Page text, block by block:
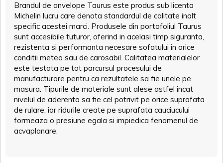
Brandul de anvelope Taurus este produs sub licenta
Michelin lucru care denota standardul de calitate inalt
specific acestei marci. Produsele din portofoliul Taurus
sunt accesibile tuturor, oferind in acelasi timp siguranta,
rezistenta si performanta necesare sofatului in orice
conditii meteo sau de carosabil. Calitatea materialelor
este testata pe tot parcursul procesului de
manufacturare pentru ca rezultatele sa fie unele pe
masura. Tipurile de materiale sunt alese astfel incat
nivelul de aderenta sa fie cel potrivit pe orice suprafata
de rulare, iar ridurile create pe suprafata cauciucului
formeaza o presiune egala si impiedica fenomenul de
acvaplanare.